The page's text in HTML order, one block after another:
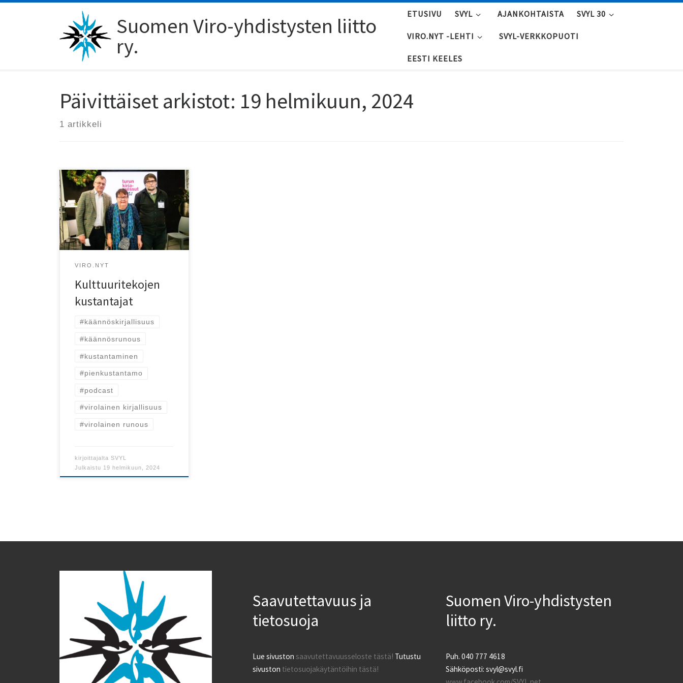
Suomen Viro-yhdistysten liitto
ry.
ETUSIVU SVYL AJANKOHTAISTA SVYL 30
VIRO.NYT -LEHTI SVYL-VERKKOPUOTI
EESTI KEELES
Päivittäiset arkistot: 19 helmikuun, 2024
1 artikkeli
viro.nyt – audio -podcast sarjan
toisessa osassa ovat äänessä
kustantajat kalle Niinikangas ja
Tommi Parkko.
VIRO.NYT
Kulttuuritekojen
kustantajat
#käännöskirjallisuus
#käännösrunous
#kustantaminen
#pienkustantamo
#podcast
#virolainen kirjallisuus
#virolainen runous
kirjoittajaltaSVYL
Julkaistu 19 helmikuun, 2024
Saavutettavuus ja
tietosuoja
Lue sivuston saavutettavuusseloste tästä! Tutustu
sivuston tietosuojakäytäntöihin tästä!
Suomen Viro-yhdistysten
liitto ry.
Puh. 040 777 4618
Sähköposti: svyl@svyl.fi